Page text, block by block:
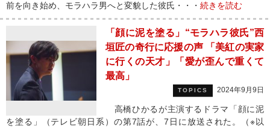
前を向き始め、モラハラ男へと変貌した彼氏・・・ 続きを読む
「顔に泥を塗る」“モラハラ彼氏”西
垣匠の奇行に応援の声 「美紅の実家
に行くの天才」「愛が歪んで重くて
最高」
TOPICS 2024年9月9日
高橋ひかるが主演するドラマ「顔に泥
を塗る」（テレビ朝日系）の第7話が、7日に放送された。（※以